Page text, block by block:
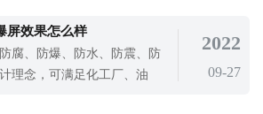
。二氧化碳是光合作用的基
物的生理反应。随着作物产
供更多的营养。除
屏效果怎么样
腐、防爆、防水、防震、防
理念，可满足化工厂、油
2022
09-27